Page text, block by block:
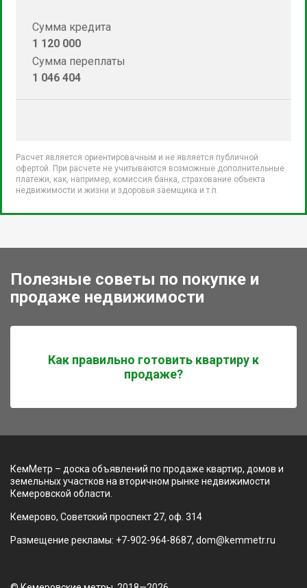
Сумма кредита
1 120 000
Сумма переплаты
1 046 404
Расчет является ориентировачным и не является публичной
офертой. При расчете не учитываются возможные дополнительные
платежи, как, например, комиссия банка, страхование объекта
недвижимости и жизни и здоровья заемщика и т.п.
Полезные советы по покупке и
продаже недвижимости
Как правильно готовить квартиру к
продаже?
КемМетр – доска объявлений по продаже квартир, домов и
земельных участков на вторичном рынке недвижимости
Кемеровской области.
Кемерово, Советский проспект 27, оф. 314
Размещение рекламы: +7-902-964-8687, dom@kemmetr.ru